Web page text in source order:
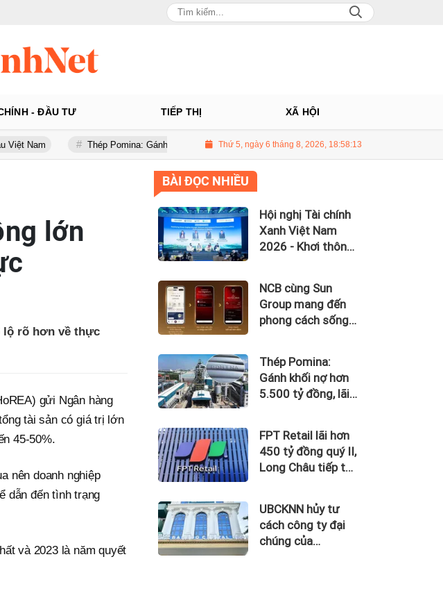
- ĐẦU TƯ TIẾP THỊ XÃ HỘI
Thép Pomina: Gánh khối nợ hơn 5.500 tỷ đồng, lãi vay nuốt trọn lợi nhuận
Thứ 5, ngày 6 tháng 8, 2026, 18:58:14
lớn
lộ rõ hơn về thực
gửi Ngân hàng
tài sản có giá trị lớn
45-50%.
nên doanh nghiệp
dẫn đến tình trạng
và 2023 là năm quyết
BÀI ĐỌC NHIỀU
Hội nghị Tài chính
Xanh Việt Nam
2026 - Khơi thông
NCB cùng Sun
Group mang đến
phong cách sống
Việt Nam
Thép Pomina:
Gánh khối nợ hơn
5.500 tỷ đồng, lãi
FPT Retail lãi hơn
450 tỷ đồng quý II,
Long Châu tiếp tục
UBCKNN hủy tư
cách công ty đại
chúng của